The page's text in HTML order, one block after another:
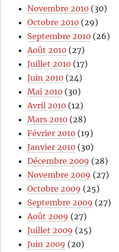
Novembre 2010 (30)
Octobre 2010 (29)
Septembre 2010 (26)
Août 2010 (27)
Juillet 2010 (17)
Juin 2010 (24)
Mai 2010 (30)
Avril 2010 (12)
Mars 2010 (28)
Février 2010 (19)
Janvier 2010 (30)
Décembre 2009 (28)
Novembre 2009 (27)
Octobre 2009 (25)
Septembre 2009 (27)
Août 2009 (27)
Juillet 2009 (25)
Juin 2009 (20)